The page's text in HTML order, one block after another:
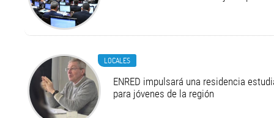
LOCALES
ENRED impulsará una residencia
para jóvenes de la región